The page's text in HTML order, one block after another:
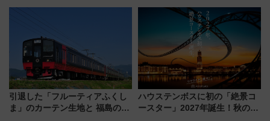
引退した「フルーティアふくし
ま」のカーテン生地と 福島の伝
ハウステンボスに初の「絶景コ
ースター」2027年誕生！秋の